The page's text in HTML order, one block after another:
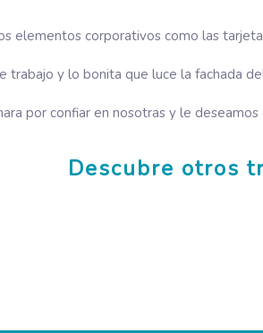
elementos corporativos como las
trabajo y lo bonita que luce la fachada
por confiar en nosotras y le
Descubre otros